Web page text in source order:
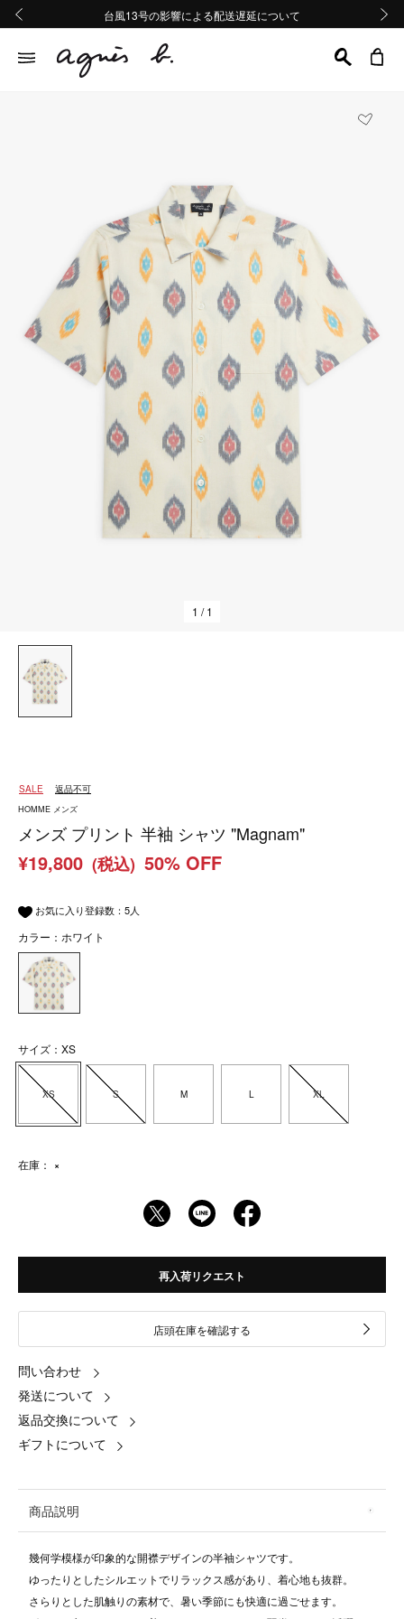
熊本地域地震の影響による配送遅延について
Summer Sale 2buy10%OFF!!
台風13号の影響による配送遅延について
熊本地域地震の影響による配送遅延について
Summer Sale 2buy10%OFF!!
1 / 1
SALE 返品不可
HOMME メンズ
メンズ プリント 半袖 シャツ "Magnam"
¥19,800 (税込) 50% OFF
お気に入り登録数： 5人
カラー：ホワイト
サイズ：XS
XS S M L XL
在庫： ×
再入荷リクエスト
店頭在庫を確認する
問い合わせ
発送について
返品交換について
ギフトについて
商品説明
幾何学模様が印象的な開襟デザインの半袖シャツです。
ゆったりとしたシルエットでリラックス感があり、着心地も抜群。
さらりとした肌触りの素材で、暑い季節にも快適に過ごせます。